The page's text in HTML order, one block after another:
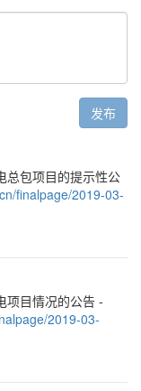
发布
总包项目的提示性公
finalpage/2019-03-
项目情况的公告 -
2019-03-